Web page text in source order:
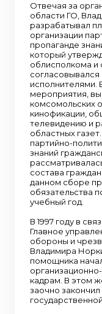
Отвечая за
области ГО,
разрабатывал
организации
пропаганде
который
облисполкома
исполнителями.
мероприятия,
комсомольских
кинофикации,
телевидению и
областных
партийно-
знаний
состава
данном сборе
обязательства
учебный год.
В 1997 году в
Главное
обороны и
Владимира
помощника
кадрам. В этом
заочно